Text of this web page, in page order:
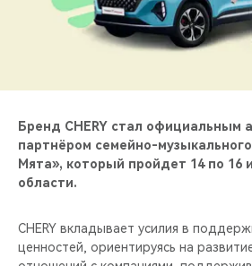
CHERY И СПОРТ
НАШИ МЕРОПРИЯТИЯ
ВИДЕООБЗОРЫ
CHERY ДЛЯ ДЕТЕЙ
Бренд CHERY стал официальным
партнёром семейно-
Мята», который пройдет 14 по 16
области.
CHERY вкладывает усилия в
ценностей, ориентируясь на